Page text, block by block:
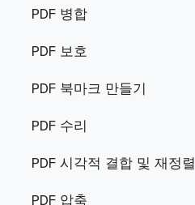
PDF 병합
PDF 보호
PDF 북마크 만들기
PDF 수리
PDF 시각적 결합 및 재정렬
PDF 압축